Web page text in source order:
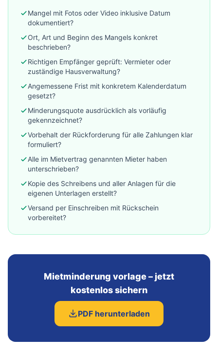
Mangel mit Fotos oder Video inklusive Datum
dokumentiert?
Ort, Art und Beginn des Mangels konkret
beschrieben?
Richtigen Empfänger geprüft: Vermieter oder
zuständige Hausverwaltung?
Angemessene Frist mit konkretem Kalenderdatum
gesetzt?
Minderungsquote ausdrücklich als vorläufig
gekennzeichnet?
Vorbehalt der Rückforderung für alle Zahlungen klar
formuliert?
Alle im Mietvertrag genannten Mieter haben
unterschrieben?
Kopie des Schreibens und aller Anlagen für die
eigenen Unterlagen erstellt?
Versand per Einschreiben mit Rückschein
vorbereitet?
Mietminderung vorlage – jetzt
kostenlos sichern
PDF herunterladen